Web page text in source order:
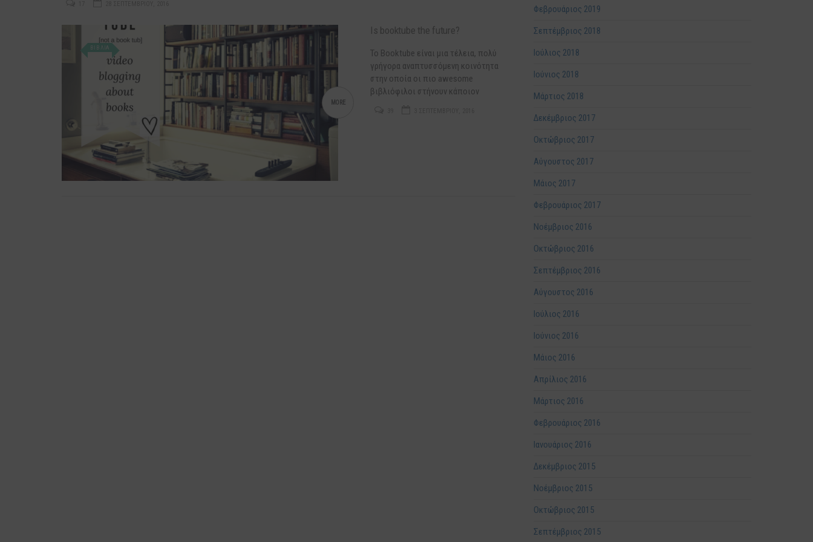
ΒΙΒΛΙΑ
MORE
Is booktube the future?
Το Booktube είναι μια τέλεια, πολύ
γρήγορα αναπτυσσόμενη κοινότητα
στην οποία οι πιο awesome
βιβλιόφιλοι στήνουν κάποιον
Φεβρουάριος 2019
Σεπτέμβριος 2018
Ιούλιος 2018
Ιούνιος 2018
Μάρτιος 2018
Δεκέμβριος 2017
Οκτώβριος 2017
Αύγουστος 2017
Μάιος 2017
Φεβρουάριος 2017
Νοέμβριος 2016
Οκτώβριος 2016
Σεπτέμβριος 2016
Αύγουστος 2016
Ιούλιος 2016
Ιούνιος 2016
Μάιος 2016
Απρίλιος 2016
Μάρτιος 2016
Φεβρουάριος 2016
Ιανουάριος 2016
Δεκέμβριος 2015
Νοέμβριος 2015
Οκτώβριος 2015
Σεπτέμβριος 2015